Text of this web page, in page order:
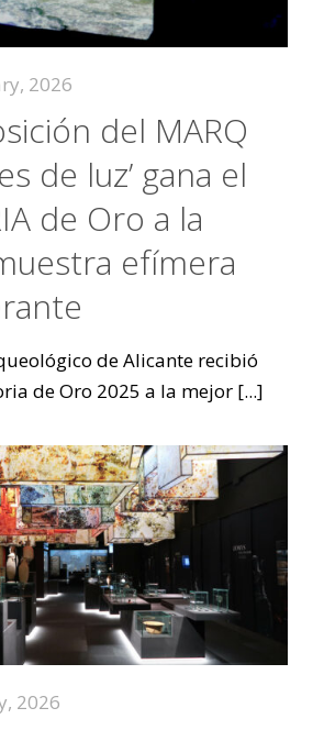
2026
del MARQ
de luz’ gana el
de Oro a la
efímera
de Alicante recibió
de Oro 2025 a la mejor [...]
2026